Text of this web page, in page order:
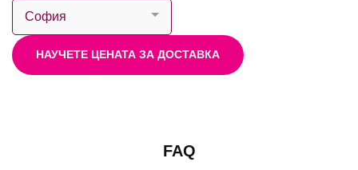
НАУЧЕТЕ ЦЕНАТА ЗА ДОСТАВКА
FAQ